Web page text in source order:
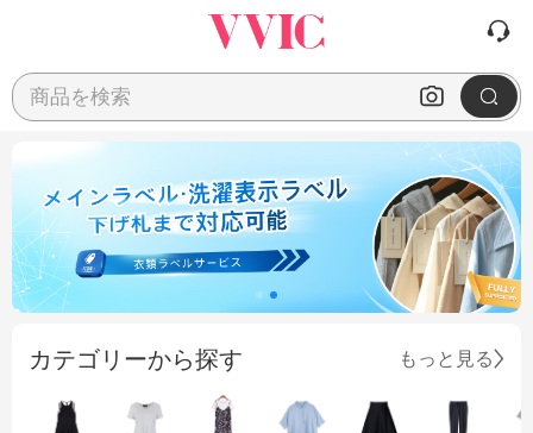
商品を検索
カテゴリーから探す もっと見る